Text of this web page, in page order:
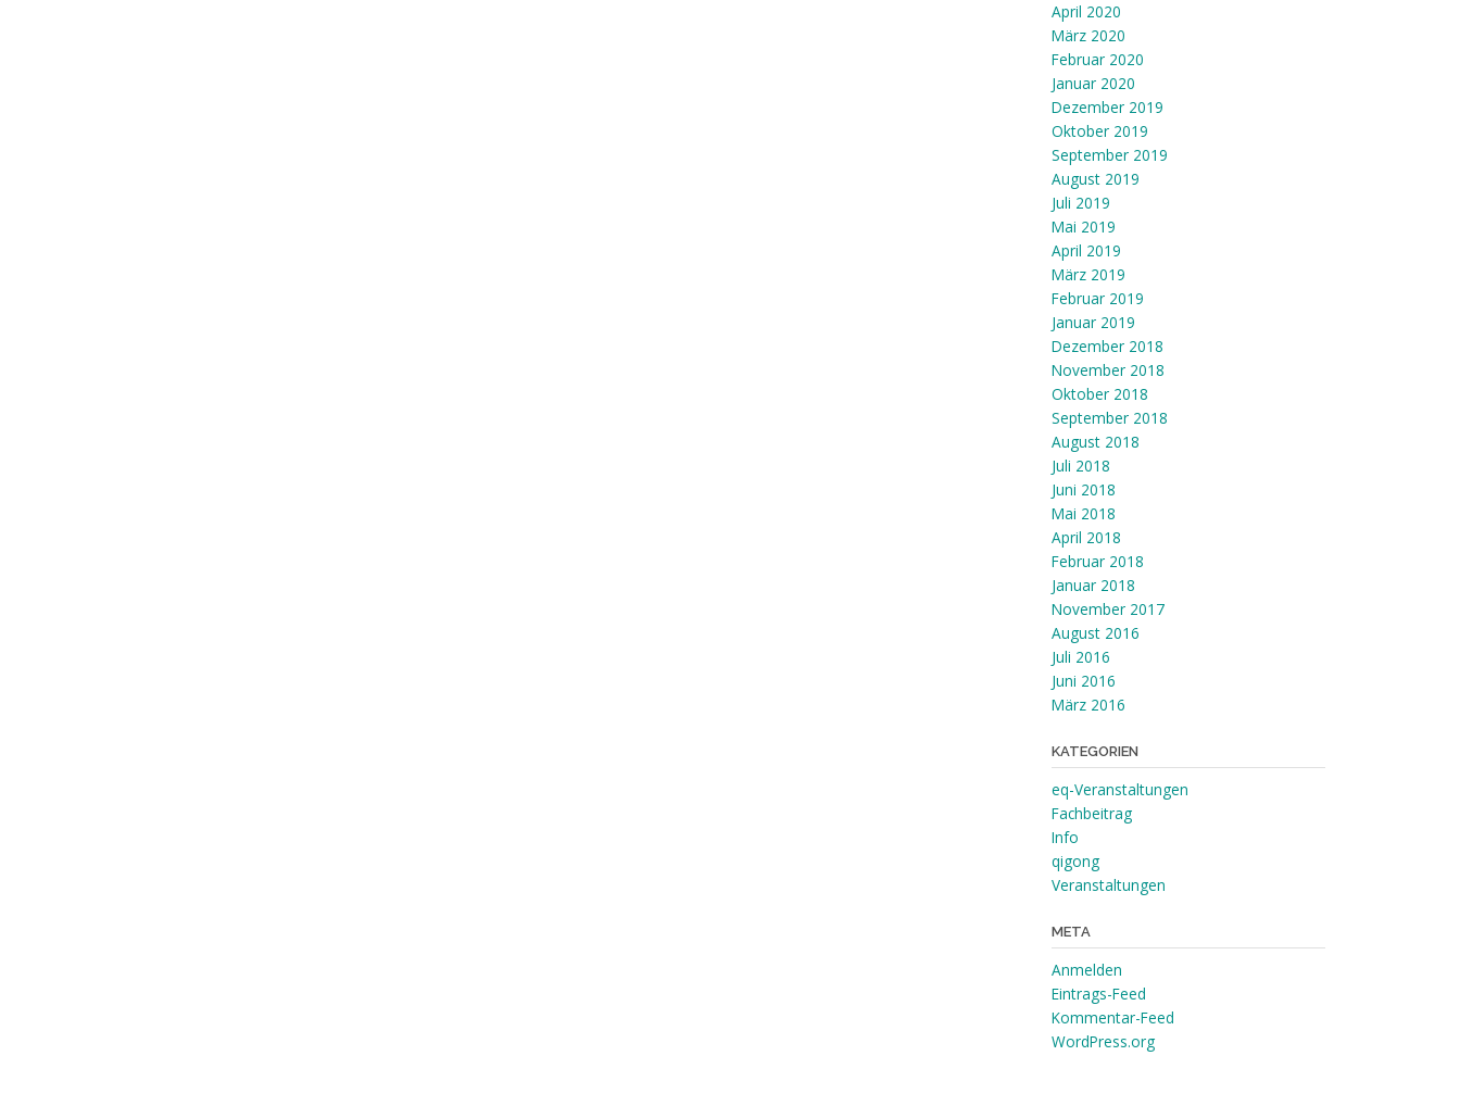
April 2020
März 2020
Februar 2020
Januar 2020
Dezember 2019
Oktober 2019
September 2019
August 2019
Juli 2019
Mai 2019
April 2019
März 2019
Februar 2019
Januar 2019
Dezember 2018
November 2018
Oktober 2018
September 2018
August 2018
Juli 2018
Juni 2018
Mai 2018
April 2018
Februar 2018
Januar 2018
November 2017
August 2016
Juli 2016
Juni 2016
März 2016
KATEGORIEN
eq-Veranstaltungen
Fachbeitrag
Info
qigong
Veranstaltungen
META
Anmelden
Eintrags-Feed
Kommentar-Feed
WordPress.org